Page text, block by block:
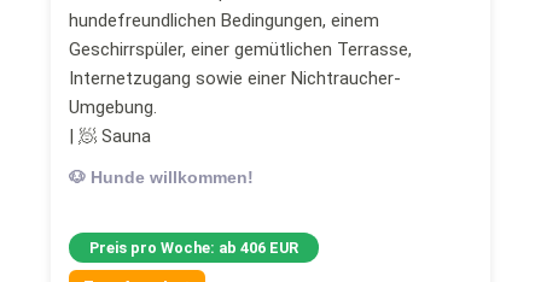
hundefreundlichen Bedingungen, einem
Geschirrspüler, einer gemütlichen Terrasse,
Internetzugang sowie einer Nichtraucher-
Umgebung.
| 🧖 Sauna
🐶 Hunde willkommen!
Preis pro Woche: ab 406 EUR